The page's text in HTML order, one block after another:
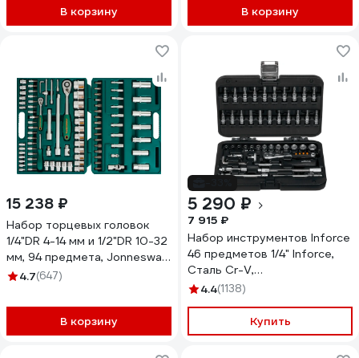
В корзину В корзину
15 238 ₽
Набор торцевых головок
1/4"DR 4-14 мм и 1/2"DR 10-32
мм, 94 предмета, Jonnesway
S04H52494S
4.7(647)
В корзину
5 290 ₽
7 915 ₽
Набор инструментов Inforce
46 предметов 1/4" Inforce,
Сталь Cr-V,
Профессиональный, 06-07-
4.4(1138)
Купить